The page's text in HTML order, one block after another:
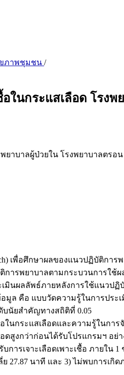
ขภาพชุมชน /
ในกระแสเลือด โรง
าบาลผู้ป่วยใน โรงพยาบาลตรอ
เพื่อศึกษาผลของแนวปฏิบัติก
พยาบาลตามกระบวนการใช้ผ
มินผลลัพธ์ภายหลังการใช้แนวป
มูล คือ แบบวัดความรู้ในการป
บนัยสำคัญทางสถิติที่ 0.05
นกระแสเลือดและความรู้ในกา
งกว่าก่อนได้รับโปรแกรมฯ อย่า
ารเจาะเลือดเพาะเชื้อ ภายใน
27.87 นาที และ 3) ไม่พบการเ